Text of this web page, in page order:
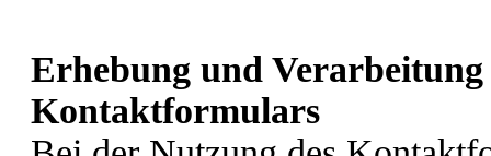
Erhebung und Verarbeitung
Kontaktformulars